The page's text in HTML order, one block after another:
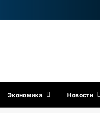
Экономика Новости